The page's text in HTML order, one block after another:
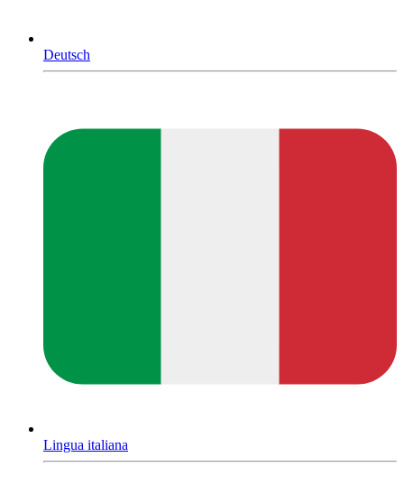
Deutsch
Lingua italiana